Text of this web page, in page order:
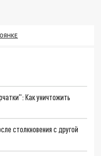
Как уничтожить
столкновения с другой